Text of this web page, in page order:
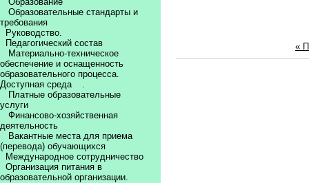
Образовательные стандарты и
требования
Руководство.
Педагогический состав
Материально-техническое
обеспечение и оснащенность
образовательного процесса.
Доступная среда
.
Платные образовательные
услуги
Финансово-хозяйственная
деятельность
Вакантные места для приема
(перевода) обучающихся
Международное сотрудничество
Организация питания в
образовательной организации.
«